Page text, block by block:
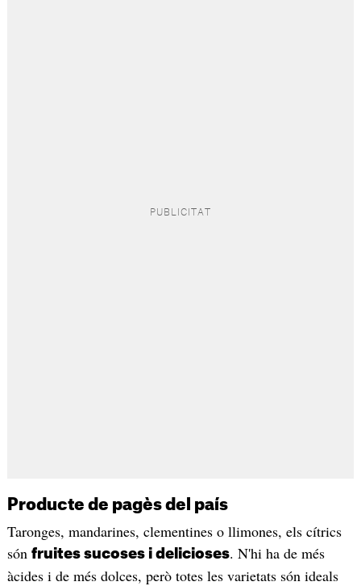
Producte de pagès del país
Taronges, mandarines, clementines o llimones, els cítrics
són fruites sucoses i delicioses. N'hi ha de més
àcides i de més dolces, però totes les varietats són ideals